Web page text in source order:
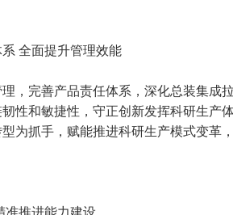
全面提升管理效能
，完善产品责任体系，深化总装集成
性和敏捷性，守正创新发挥科研生产
为抓手，赋能推进科研生产模式变革
准推进能力建设